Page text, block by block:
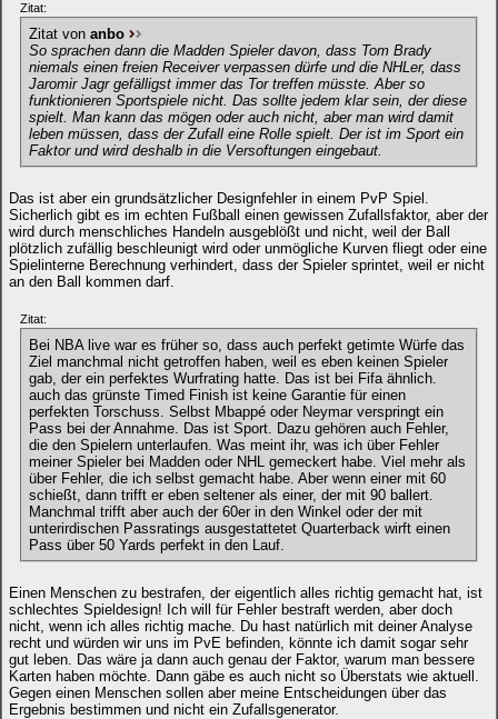
Zitat:
Zitat von anbo
So sprachen dann die Madden Spieler davon, dass Tom Brady
niemals einen freien Receiver verpassen dürfe und die NHLer, dass
Jaromir Jagr gefälligst immer das Tor treffen müsste. Aber so
funktionieren Sportspiele nicht. Das sollte jedem klar sein, der diese
spielt. Man kann das mögen oder auch nicht, aber man wird damit
leben müssen, dass der Zufall eine Rolle spielt. Der ist im Sport ein
Faktor und wird deshalb in die Versoftungen eingebaut.
Das ist aber ein grundsätzlicher Designfehler in einem PvP Spiel.
Sicherlich gibt es im echten Fußball einen gewissen Zufallsfaktor, aber der
wird durch menschliches Handeln ausgeblößt und nicht, weil der Ball
plötzlich zufällig beschleunigt wird oder unmögliche Kurven fliegt oder eine
Spielinterne Berechnung verhindert, dass der Spieler sprintet, weil er nicht
an den Ball kommen darf.
Zitat:
Bei NBA live war es früher so, dass auch perfekt getimte Würfe das
Ziel manchmal nicht getroffen haben, weil es eben keinen Spieler
gab, der ein perfektes Wurfrating hatte. Das ist bei Fifa ähnlich.
auch das grünste Timed Finish ist keine Garantie für einen
perfekten Torschuss. Selbst Mbappé oder Neymar verspringt ein
Pass bei der Annahme. Das ist Sport. Dazu gehören auch Fehler,
die den Spielern unterlaufen. Was meint ihr, was ich über Fehler
meiner Spieler bei Madden oder NHL gemeckert habe. Viel mehr als
über Fehler, die ich selbst gemacht habe. Aber wenn einer mit 60
schießt, dann trifft er eben seltener als einer, der mit 90 ballert.
Manchmal trifft aber auch der 60er in den Winkel oder der mit
unterirdischen Passratings ausgestattetet Quarterback wirft einen
Pass über 50 Yards perfekt in den Lauf.
Einen Menschen zu bestrafen, der eigentlich alles richtig gemacht hat, ist
schlechtes Spieldesign! Ich will für Fehler bestraft werden, aber doch
nicht, wenn ich alles richtig mache. Du hast natürlich mit deiner Analyse
recht und würden wir uns im PvE befinden, könnte ich damit sogar sehr
gut leben. Das wäre ja dann auch genau der Faktor, warum man bessere
Karten haben möchte. Dann gäbe es auch nicht so Überstats wie aktuell.
Gegen einen Menschen sollen aber meine Entscheidungen über das
Ergebnis bestimmen und nicht ein Zufallsgenerator.